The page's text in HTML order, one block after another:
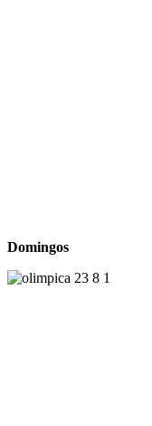
Domingos